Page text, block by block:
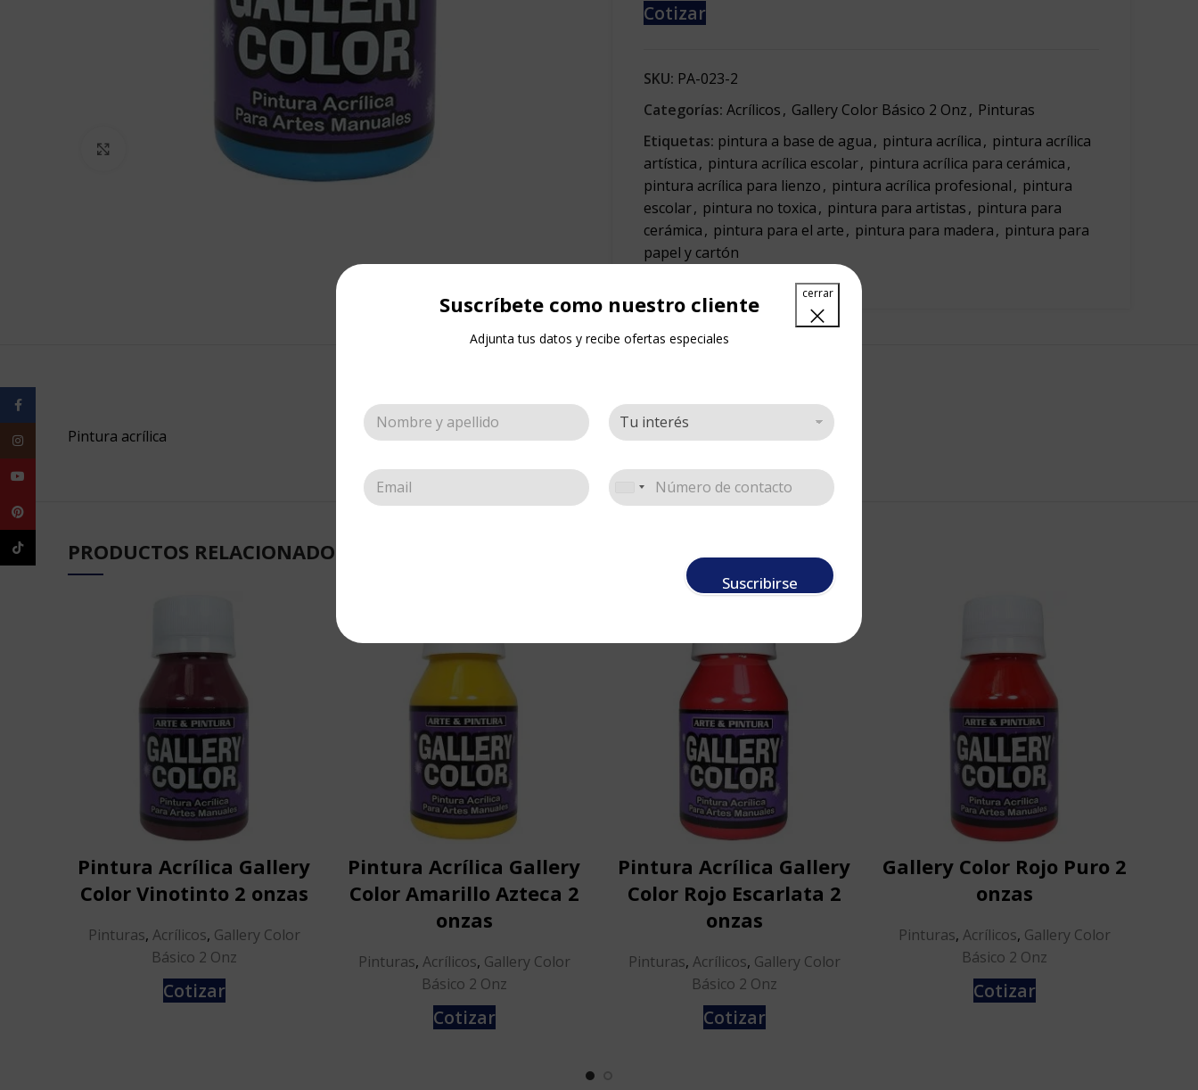
Suscríbete como nuestro cliente
Adjunta tus datos y recibe ofertas especiales
Suscribirse
Clic para agrandar
Cotizar
SKU: PA-023-2
Categorías: Acrílicos, Gallery Color Básico 2 Onz, Pinturas
Etiquetas: pintura a base de agua, pintura acrílica, pintura acrílica
artística, pintura acrílica escolar, pintura acrílica para cerámica,
pintura acrílica para lienzo, pintura acrílica profesional, pintura
escolar, pintura no toxica, pintura para artistas, pintura para
cerámica, pintura para el arte, pintura para madera, pintura para
papel y cartón
Pintura acrílica
PRODUCTOS RELACIONADOS
Pintura Acrílica Gallery
Color Vinotinto 2 onzas
Pinturas, Acrílicos, Gallery Color
Básico 2 Onz
Cotizar
Pintura Acrílica Gallery
Color Amarillo Azteca 2
onzas
Pinturas, Acrílicos, Gallery Color
Básico 2 Onz
Cotizar
Pintura Acrílica Gallery
Color Rojo Escarlata 2
onzas
Pinturas, Acrílicos, Gallery Color
Básico 2 Onz
Cotizar
Gallery Color Rojo Puro 2
onzas
Pinturas, Acrílicos, Gallery Color
Básico 2 Onz
Cotizar
Instagram
TikTok